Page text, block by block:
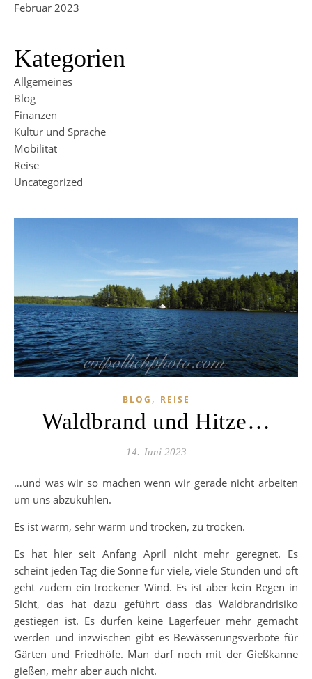
Februar 2023
Kategorien
Allgemeines
Blog
Finanzen
Kultur und Sprache
Mobilität
Reise
Uncategorized
BLOG , REISE
Waldbrand und Hitze…
14. Juni 2023
…und was wir so machen wenn wir gerade nicht arbeiten
um uns abzukühlen.
Es ist warm, sehr warm und trocken, zu trocken.
Es hat hier seit Anfang April nicht mehr geregnet. Es
scheint jeden Tag die Sonne für viele, viele Stunden und oft
geht zudem ein trockener Wind. Es ist aber kein Regen in
Sicht, das hat dazu geführt dass das Waldbrandrisiko
gestiegen ist. Es dürfen keine Lagerfeuer mehr gemacht
werden und inzwischen gibt es Bewässerungsverbote für
Gärten und Friedhöfe. Man darf noch mit der Gießkanne
gießen, mehr aber auch nicht.